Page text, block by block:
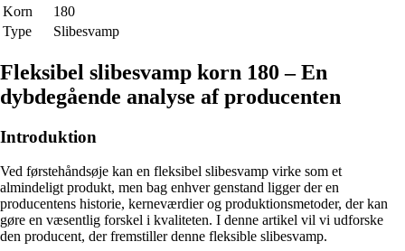
Korn
180
Type
Slibesvamp
Fleksibel slibesvamp korn 180 – En
dybdegående analyse af producenten
Introduktion
Ved førstehåndsøje kan en fleksibel slibesvamp virke som et
almindeligt produkt, men bag enhver genstand ligger der en
producentens historie, kerneværdier og produktionsmetoder, der kan
gøre en væsentlig forskel i kvaliteten. I denne artikel vil vi udforske
den producent, der fremstiller denne fleksible slibesvamp.